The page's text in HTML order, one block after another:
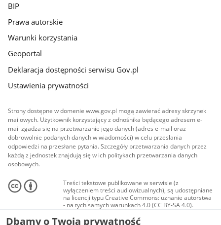
BIP
Prawa autorskie
Warunki korzystania
Geoportal
Deklaracja dostępności serwisu Gov.pl
Ustawienia prywatności
Strony dostępne w domenie www.gov.pl mogą zawierać adresy skrzynek
mailowych. Użytkownik korzystający z odnośnika będącego adresem e-
mail zgadza się na przetwarzanie jego danych (adres e-mail oraz
dobrowolnie podanych danych w wiadomości) w celu przesłania
odpowiedzi na przesłane pytania. Szczegóły przetwarzania danych przez
każdą z jednostek znajdują się w ich politykach przetwarzania danych
osobowych.
Treści tekstowe publikowane w serwisie (z
wyłączeniem treści audiowizualnych), są udostępniane
na licencji typu Creative Commons: uznanie autorstwa
- na tych samych warunkach 4.0 (CC BY-SA 4.0).
Materiały audiowizualne, w tym zdjęcia, materiały
audio i wideo, są udostępniane na licencji typu
Dbamy o Twoją prywatność